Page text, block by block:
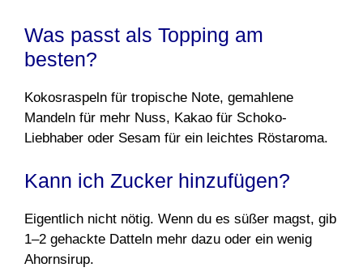
Was passt als Topping am
besten?
Kokosraspeln für tropische Note, gemahlene
Mandeln für mehr Nuss, Kakao für Schoko-
Liebhaber oder Sesam für ein leichtes Röstaroma.
Kann ich Zucker hinzufügen?
Eigentlich nicht nötig. Wenn du es süßer magst, gib
1–2 gehackte Datteln mehr dazu oder ein wenig
Ahornsirup.